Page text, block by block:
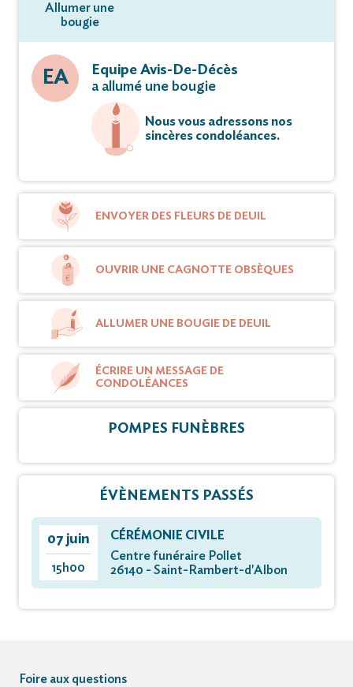
Allumer une
bougie
EA
Equipe Avis-De-Décès
a allumé une bougie
Nous vous adressons nos
sincères condoléances.
ENVOYER DES FLEURS DE DEUIL
OUVRIR UNE CAGNOTTE OBSÈQUES
ALLUMER UNE BOUGIE DE DEUIL
ÉCRIRE UN MESSAGE DE
CONDOLÉANCES
POMPES FUNÈBRES
ÉVÈNEMENTS PASSÉS
07 juin
15h00
CÉRÉMONIE CIVILE
Centre funéraire Pollet
26140 - Saint-Rambert-d'Albon
Foire aux questions